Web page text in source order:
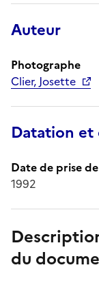
Auteur
Photographe
Clier, Josette
Datation et
Date de prise
1992
du